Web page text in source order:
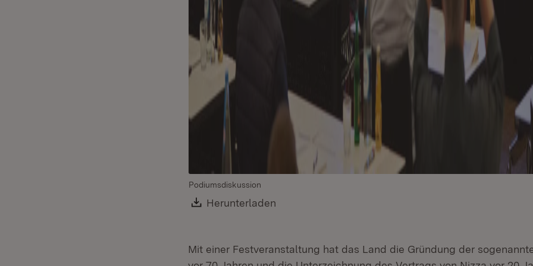
Podiumsdiskussion
Download:
Herunterladen
Mit einer Festveranstaltung hat das Land die Gründung der